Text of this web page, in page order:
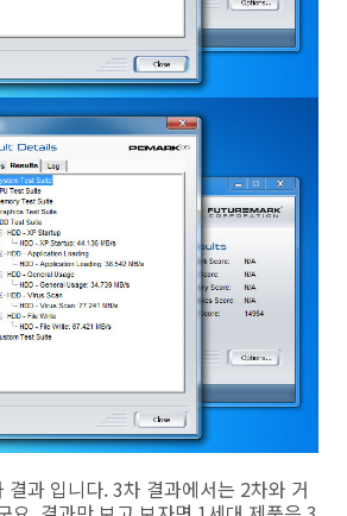
과 입니다. 3차 결과에서는 2차와 거